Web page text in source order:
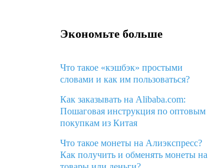
Экономьте больше
Что такое «кэшбэк» простыми
словами и как им пользоваться?
Как заказывать на Alibaba.com:
Пошаговая инструкция по оптовым
покупкам из Китая
Что такое монеты на Алиэкспресс?
Как получить и обменять монеты на